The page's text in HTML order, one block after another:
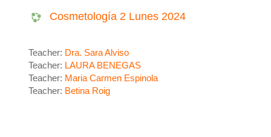
Cosmetología 2 Lunes 2024
Teacher: Dra. Sara Alviso
Teacher: LAURA BENEGAS
Teacher: Maria Carmen Espinola
Teacher: Betina Roig